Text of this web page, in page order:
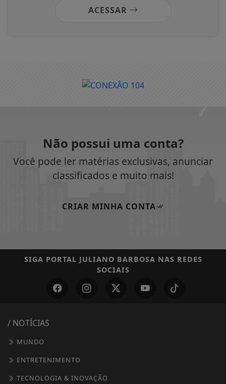
ACESSAR
Não possui uma conta?
Você pode ler matérias exclusivas, anunciar
classificados e muito mais!
CRIAR MINHA CONTA
SIGA PORTAL JULIANO BARBOSA NAS REDES
SOCIAIS
/ NOTÍCIAS
MUNDO
ENTRETENIMENTO
TECNOLOGIA & INOVAÇÃO